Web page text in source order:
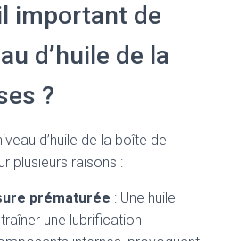
important de
d’huile de la
?
d’huile de la boîte de
plusieurs raisons :
prématurée : Une huile
une lubrification